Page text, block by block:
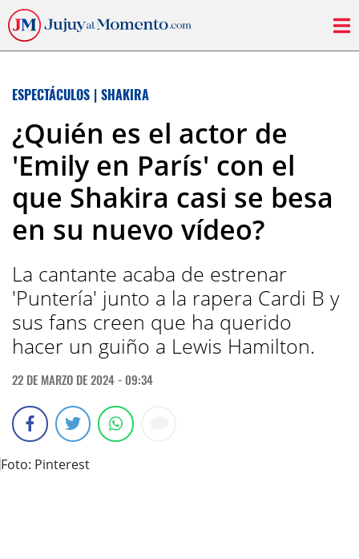
ESPECTÁCULOS | SHAKIRA
¿Quién es el actor de
'Emily en París' con el
que Shakira casi se besa
en su nuevo vídeo?
La cantante acaba de estrenar
'Puntería' junto a la rapera Cardi B y
sus fans creen que ha querido
hacer un guiño a Lewis Hamilton.
22 DE MARZO DE 2024 - 09:34